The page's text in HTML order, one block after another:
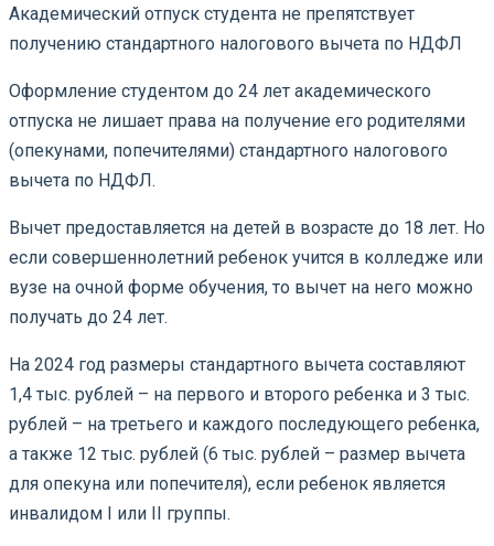
Академический отпуск студента не препятствует
получению стандартного налогового вычета по НДФЛ
Оформление студентом до 24 лет академического
отпуска не лишает права на получение его родителями
(опекунами, попечителями) стандартного налогового
вычета по НДФЛ.
Вычет предоставляется на детей в возрасте до 18 лет. Но
если совершеннолетний ребенок учится в колледже или
вузе на очной форме обучения, то вычет на него можно
получать до 24 лет.
На 2024 год размеры стандартного вычета составляют
1,4 тыс. рублей – на первого и второго ребенка и 3 тыс.
рублей – на третьего и каждого последующего ребенка,
а также 12 тыс. рублей (6 тыс. рублей – размер вычета
для опекуна или попечителя), если ребенок является
инвалидом I или II группы.